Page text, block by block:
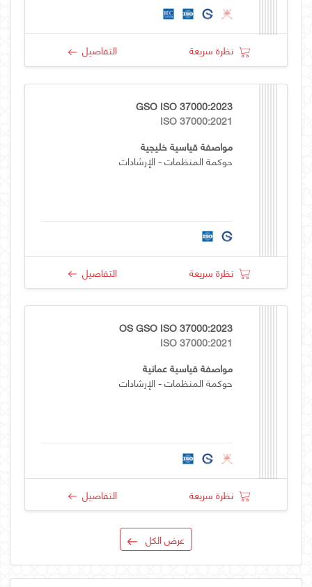
نظرة سريعة التفاصيل
GSO ISO 37000:2023
ISO 37000:2021
مواصفة قياسية خليجية
حوكمة المنظمات - الإرشادات
نظرة سريعة التفاصيل
OS GSO ISO 37000:2023
ISO 37000:2021
مواصفة قياسية عمانية
حوكمة المنظمات - الإرشادات
نظرة سريعة التفاصيل
عرض الكل